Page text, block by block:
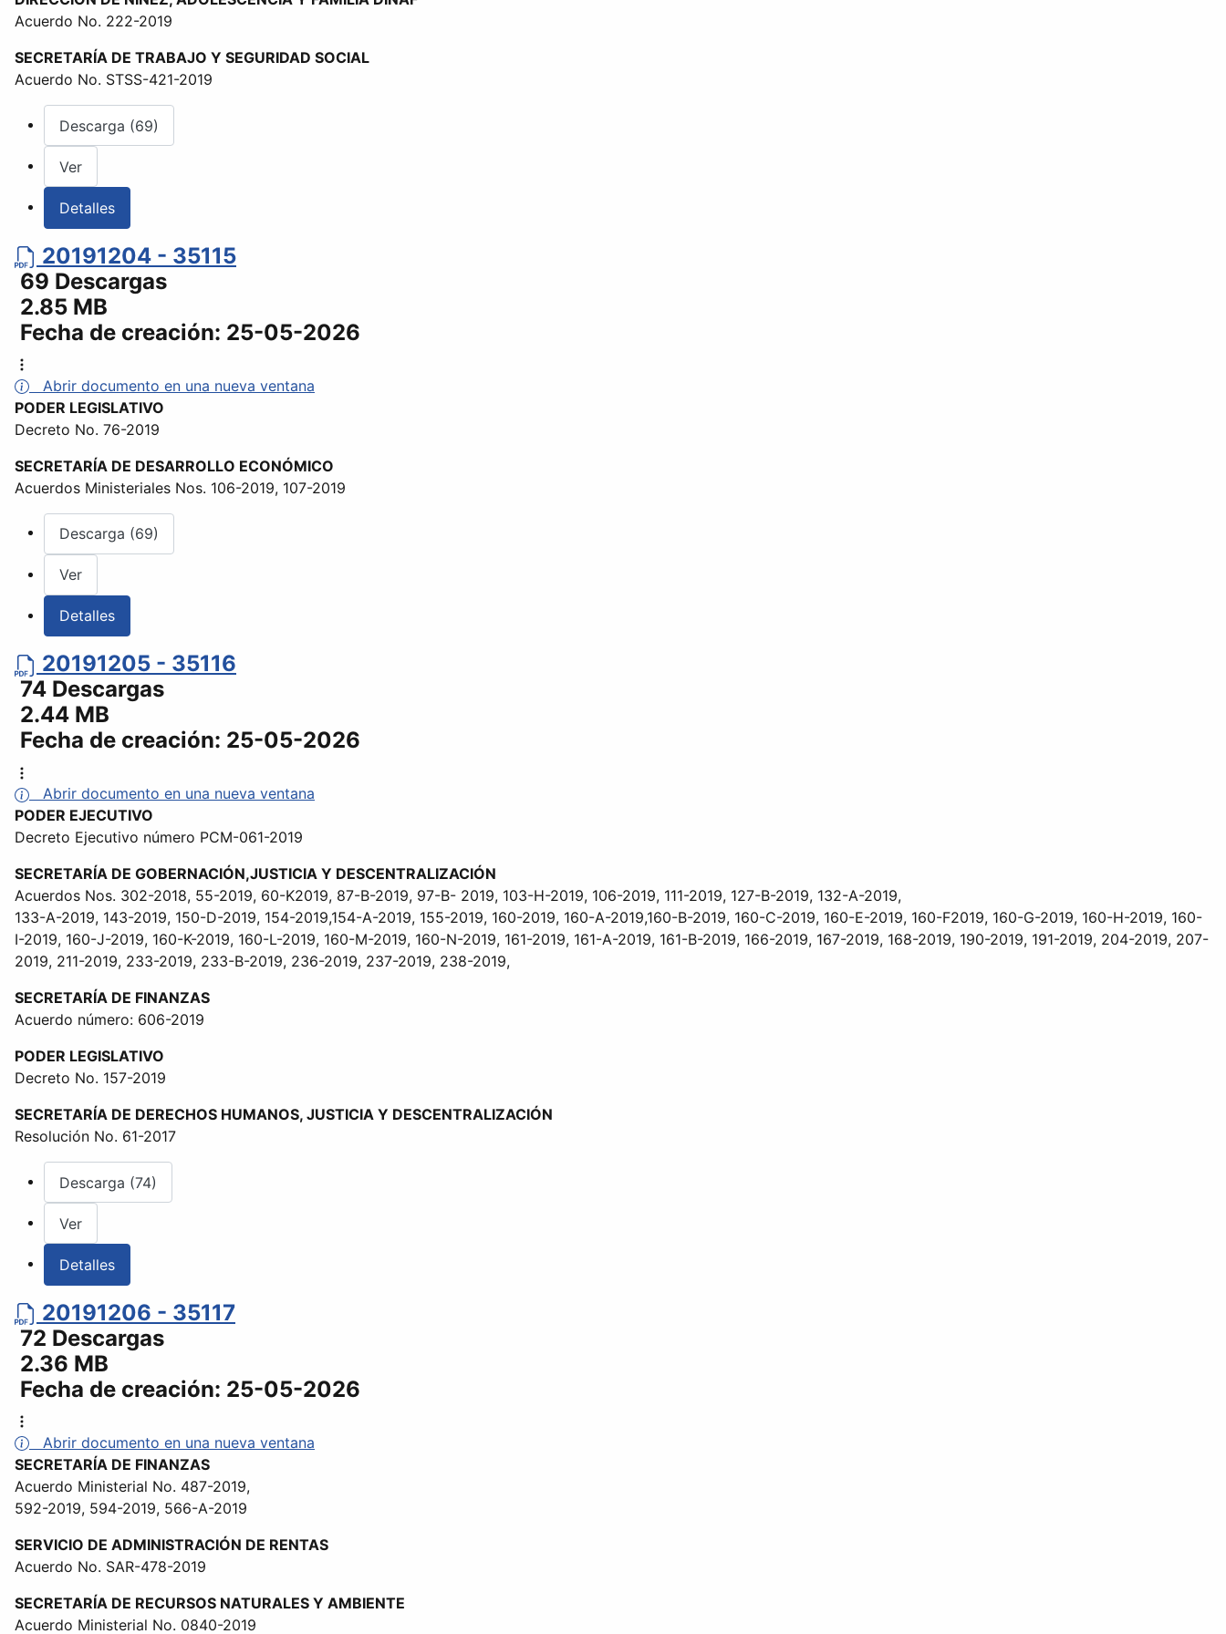
Acuerdo No. 222-2019
SECRETARÍA DE TRABAJO Y SEGURIDAD SOCIAL
Acuerdo No. STSS-421-2019
Descarga (69)
Ver
Detalles
20191204 - 35115
69 Descargas
2.85 MB
Fecha de creación: 25-05-2026
Abrir documento en una nueva ventana
PODER LEGISLATIVO
Decreto No. 76-2019
SECRETARÍA DE DESARROLLO ECONÓMICO
Acuerdos Ministeriales Nos. 106-2019, 107-2019
Descarga (69)
Ver
Detalles
20191205 - 35116
74 Descargas
2.44 MB
Fecha de creación: 25-05-2026
Abrir documento en una nueva ventana
PODER EJECUTIVO
Decreto Ejecutivo número PCM-061-2019
SECRETARÍA DE GOBERNACIÓN,JUSTICIA Y DESCENTRALIZACIÓN
Acuerdos Nos. 302-2018, 55-2019, 60-K2019, 87-B-2019, 97-B- 2019, 103-H-2019, 106-2019, 111-2019, 127-B-2019, 132-A-2019,
133-A-2019, 143-2019, 150-D-2019, 154-2019,154-A-2019, 155-2019, 160-2019, 160-A-2019,160-B-2019, 160-C-2019, 160-E-2019, 160-F2019, 160-G-2019, 160-H-2019, 160-
I-2019, 160-J-2019, 160-K-2019, 160-L-2019, 160-M-2019, 160-N-2019, 161-2019, 161-A-2019, 161-B-2019, 166-2019, 167-2019, 168-2019, 190-2019, 191-2019, 204-2019, 207-
2019, 211-2019, 233-2019, 233-B-2019, 236-2019, 237-2019, 238-2019,
SECRETARÍA DE FINANZAS
Acuerdo número: 606-2019
PODER LEGISLATIVO
Decreto No. 157-2019
SECRETARÍA DE DERECHOS HUMANOS, JUSTICIA Y DESCENTRALIZACIÓN
Resolución No. 61-2017
Descarga (74)
Ver
Detalles
20191206 - 35117
72 Descargas
2.36 MB
Fecha de creación: 25-05-2026
Abrir documento en una nueva ventana
SECRETARÍA DE FINANZAS
Acuerdo Ministerial No. 487-2019,
592-2019, 594-2019, 566-A-2019
SERVICIO DE ADMINISTRACIÓN DE RENTAS
Acuerdo No. SAR-478-2019
SECRETARÍA DE RECURSOS NATURALES Y AMBIENTE
Acuerdo Ministerial No. 0840-2019